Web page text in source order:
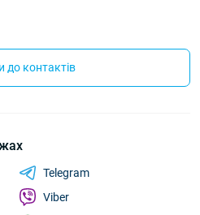
до контактів
Telegram
Viber